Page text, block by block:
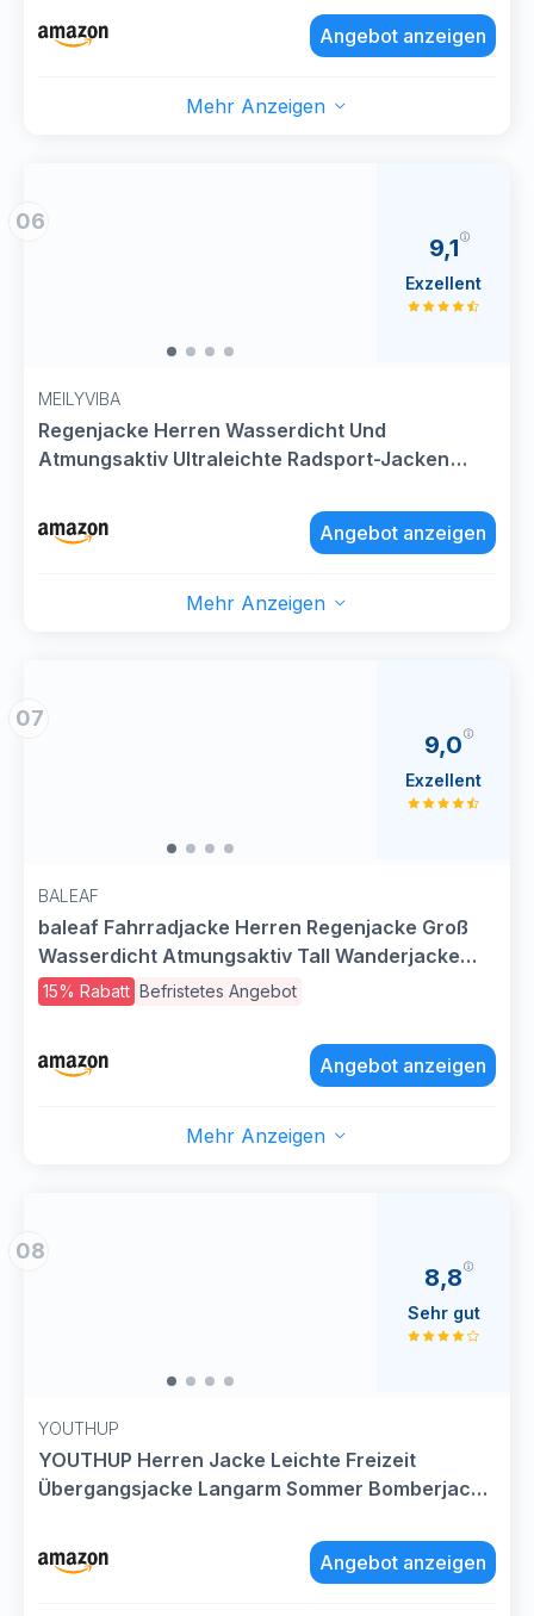
Warnschutz Jacket Classic Outdoor Jacken für
Radsport Laufen Camp Grau LAngebot anzeigen
Mehr Anzeigen
06
MEILYVIBA
Regenjacke Herren Wasserdicht Und
Atmungsaktiv Ultraleichte Radsport-Jacken
Radjacke Fahrrad Leicht Fahrradjacke Mit
Kapuze Fahrradbekleidung Windjacke
9,1
Exzellent
Angebot anzeigen
Mehr Anzeigen
07
BALEAF
baleaf Fahrradjacke Herren Regenjacke Groß
Wasserdicht Atmungsaktiv Tall Wanderjacke
Windbreaker Outdoor Jacken Leichte
Windjacke Gelb XL
15% Rabatt Befristetes Angebot
9,0
Exzellent
Angebot anzeigen
Mehr Anzeigen
08
YOUTHUP
YOUTHUP Herren Jacke Leichte Freizeit
Übergangsjacke Langarm Sommer Bomberjacke
8,8
Sehr gut
Angebot anzeigen